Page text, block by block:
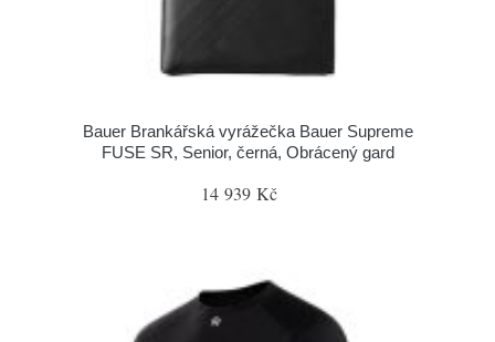
Bauer Brankářská vyrážečka Bauer Supreme
FUSE SR, Senior, černá, Obrácený gard
14 939 Kč